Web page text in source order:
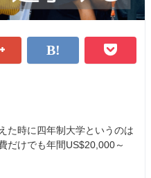
た時に四年制大学というのは
だけでも年間US$20,000～